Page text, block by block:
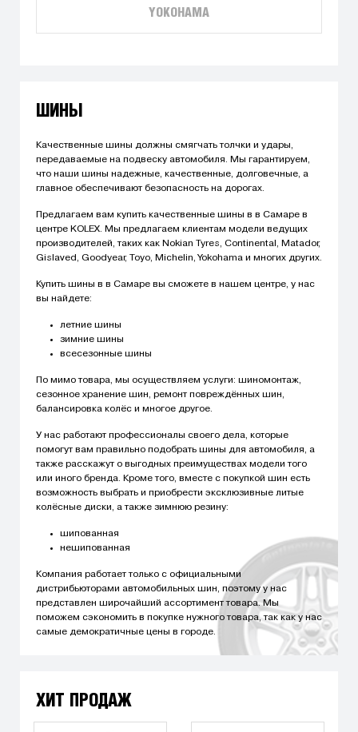
YOKOHAMA
ШИНЫ
Качественные шины должны смягчать толчки и удары,
передаваемые на подвеску автомобиля. Мы гарантируем,
что наши шины надежные, качественные, долговечные, а
главное обеспечивают безопасность на дорогах.
Предлагаем вам купить качественные шины в в Самаре в
центре KOLEX. Мы предлагаем клиентам модели ведущих
производителей, таких как Nokian Tyres, Continental, Matador,
Gislaved, Goodyear, Toyo, Michelin, Yokohama и многих других.
Купить шины в в Самаре вы сможете в нашем центре, у нас
вы найдете:
летние шины
зимние шины
всесезонные шины
По мимо товара, мы осуществляем услуги: шиномонтаж,
сезонное хранение шин, ремонт повреждённых шин,
балансировка колёс и многое другое.
У нас работают профессионалы своего дела, которые
помогут вам правильно подобрать шины для автомобиля, а
также расскажут о выгодных преимуществах модели того
или иного бренда. Кроме того, вместе с покупкой шин есть
возможность выбрать и приобрести эксклюзивные литые
колёсные диски, а также зимнюю резину:
шипованная
нешипованная
Компания работает только с официальными
дистрибьюторами автомобильных шин, поэтому у нас
представлен широчайший ассортимент товара. Мы
поможем сэкономить в покупке нужного товара, так как у нас
самые демократичные цены в городе.
ХИТ ПРОДАЖ